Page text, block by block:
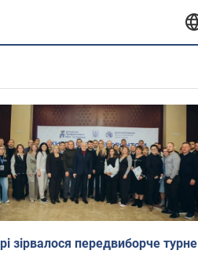
зірвалося передвиборче турне